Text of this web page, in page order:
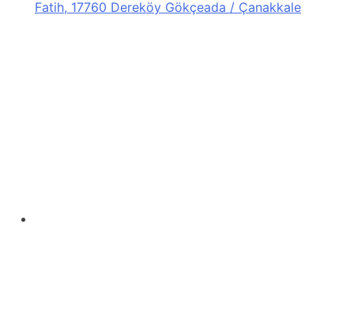
Fatih, 17760 Dereköy Gökçeada / Çanakkale